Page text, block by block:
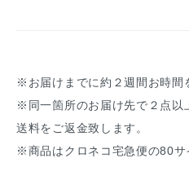
※お届けまでに約２週間お時間
※同一箇所のお届け先で２点以
送料をご返金致します。
※商品はクロネコ宅急便の80サ